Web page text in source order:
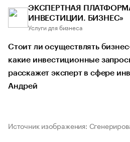
ЭКСПЕРТНАЯ
ИНВЕСТИЦИИ. БИЗНЕС»
Услуги для бизнеса
Стоит ли осуществлять
какие инвестиционные
расскажет эксперт в сфере
Андрей
Источник изображения: